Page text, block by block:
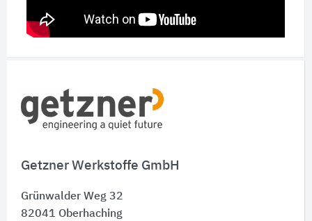
Getzner Werkstoffe GmbH
Grünwalder Weg 32
82041 Oberhaching
Schnelleinstiege